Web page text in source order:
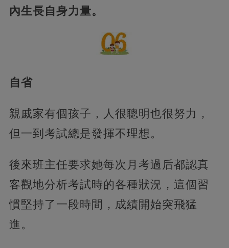
內生長自身力量。
自省
親戚家有個孩子，人很聰明也很努力，
但一到考試總是發揮不理想。
後來班主任要求她每次月考過后都認真
客觀地分析考試時的各種狀況，這個習
慣堅持了一段時間，成績開始突飛猛
進。